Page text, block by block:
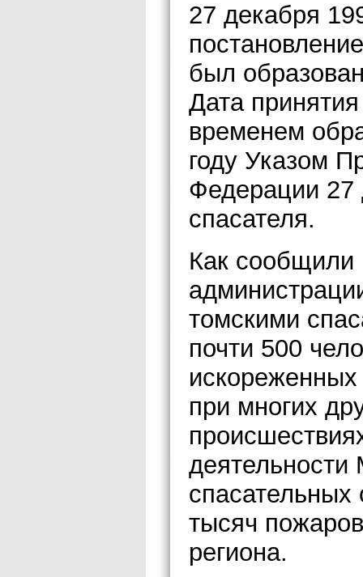
27 декабря
был
Дата
временем
году Указом
Федерации 27
спасателя.
Как
томскими
почти 500
при многих
тысяч
региона.